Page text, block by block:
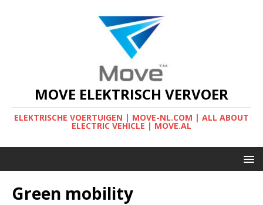
MOVE ELEKTRISCH VERVOER
ELEKTRISCHE VOERTUIGEN | MOVE-NL.COM | ALL ABOUT
ELECTRIC VEHICLE | MOVE.AL
Green mobility